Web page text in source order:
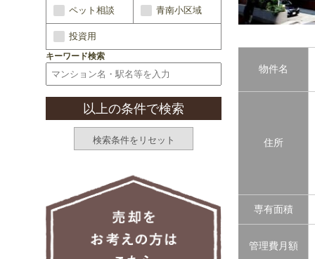
物件名
住所
専有面積
管理費月額
ペット相談 青南小区域
投資用
キーワード検索